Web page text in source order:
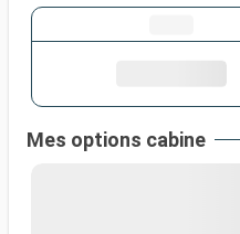
Mes options cabine